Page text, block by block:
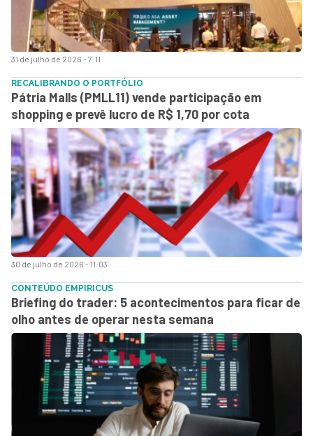
31 de julho de 2026 - 7:11
30 de julho de 2026 - 11:03
RECALIBRANDO O PORTFÓLIO
Pátria Malls (PMLL11) vende participação em
shopping e prevê lucro de R$ 1,70 por cota
CONTEÚDO EMPIRICUS
Briefing do trader: 5 acontecimentos para ficar de
olho antes de operar nesta semana